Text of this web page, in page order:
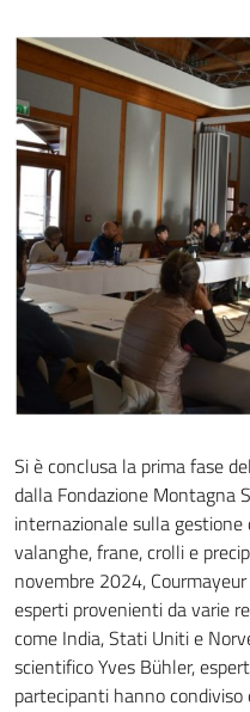
Si è conclusa la prima fase
dalla Fondazione Montagna
internazionale sulla gestione
valanghe, frane, crolli e
novembre 2024,
esperti provenienti da varie
come India, Stati Uniti e
scientifico Yves Bühler,
partecipanti hanno condiviso